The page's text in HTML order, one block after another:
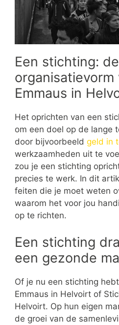
Een stichting:
Emmaus in
Het oprichten van een
om een doel op de lange
door bijvoorbeeld geld in
werkzaamheden uit te
zou je een stichting
precies te werk. In dit
feiten die je moet weten
waarom het voor jou
op te richten.
Een stichting
een gezonde
Of je nu een stichting
Emmaus in Helvoirt of
Helvoirt. Op hun eigen
de groei van de